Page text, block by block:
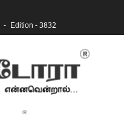
Edition - 3832